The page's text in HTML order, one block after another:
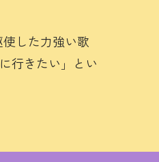
した力強い歌
行きたい」とい